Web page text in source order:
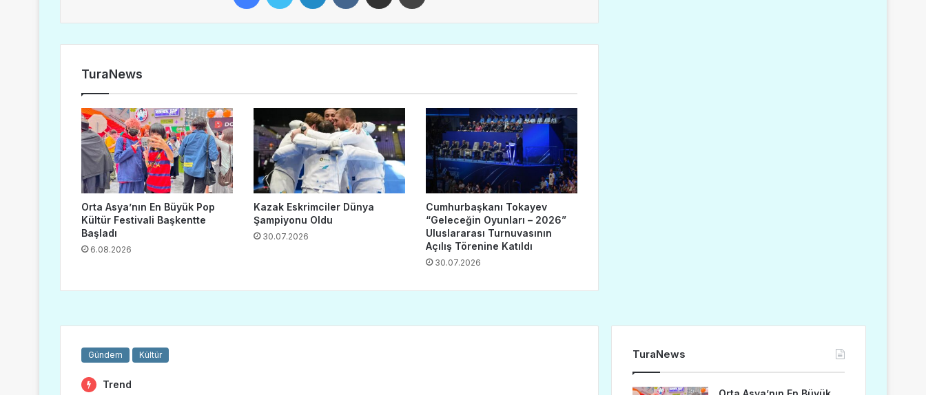
TuraNews
Orta Asya’nın En Büyük Pop
Kültür Festivali Başkentte
Başladı
6.08.2026
Kazak Eskrimciler Dünya
Şampiyonu Oldu
30.07.2026
Cumhurbaşkanı Tokayev
“Geleceğin Oyunları – 2026”
Uluslararası Turnuvasının
Açılış Törenine Katıldı
30.07.2026